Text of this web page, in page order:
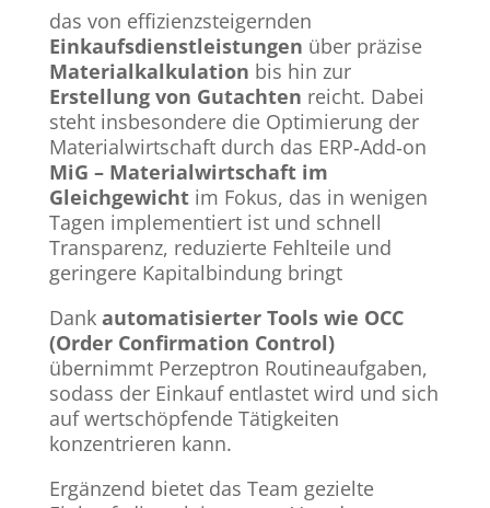
das von effizienzsteigernden
Einkaufsdienstleistungen über präzise
Materialkalkulation bis hin zur
Erstellung von Gutachten reicht. Dabei
steht insbesondere die Optimierung der
Materialwirtschaft durch das ERP‑Add‑on
MiG – Materialwirtschaft im
Gleichgewichtim Fokus, das in wenigen
Tagen implementiert ist und schnell
Transparenz, reduzierte Fehlteile und
geringere Kapitalbindung bringt
Dank automatisierter Tools wie OCC
(Order Confirmation Control)
übernimmt Perzeptron Routineaufgaben,
sodass der Einkauf entlastet wird und sich
auf wertschöpfende Tätigkeiten
konzentrieren kann.
Ergänzend bietet das Team gezielte